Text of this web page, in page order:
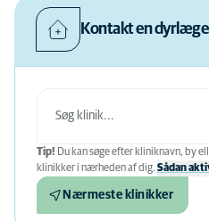
Kontakt en dyrlæge
Tip! Du kan søge efter kliniknavn, by
klinikker i nærheden af ​​dig. Sådan
Nærmeste klinikker